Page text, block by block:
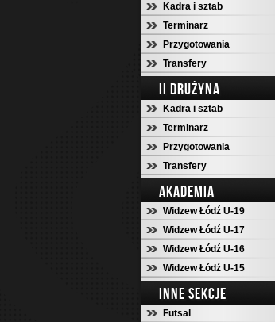
Kadra i sztab
Terminarz
Przygotowania
Transfery
II DRUŻYNA
Kadra i sztab
Terminarz
Przygotowania
Transfery
AKADEMIA
Widzew Łódź U-19
Widzew Łódź U-17
Widzew Łódź U-16
Widzew Łódź U-15
INNE SEKCJE
Futsal